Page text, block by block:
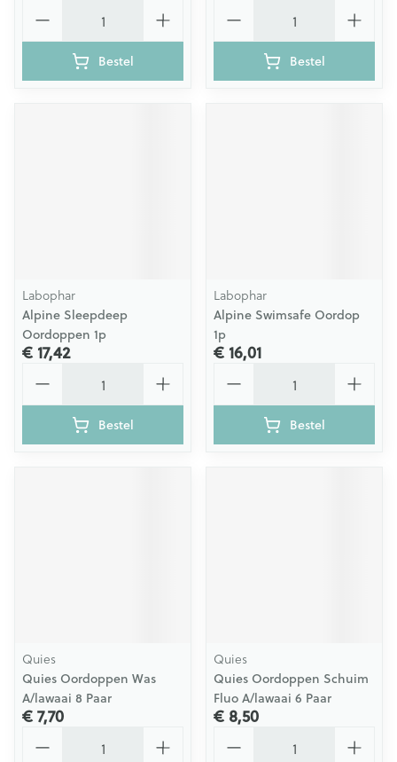
Bestel Bestel
Labophar
Alpine Sleepdeep
Oordoppen 1p
€ 17,42
Bestel
Labophar
Alpine Swimsafe Oordop
1p
€ 16,01
Bestel
Quies
Quies Oordoppen Was
A/lawaai 8 Paar
€ 7,70
Quies
Quies Oordoppen Schuim
Fluo A/lawaai 6 Paar
€ 8,50